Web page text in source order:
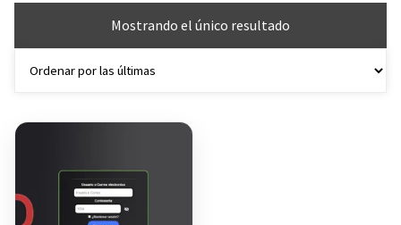
Mostrando el único resultado